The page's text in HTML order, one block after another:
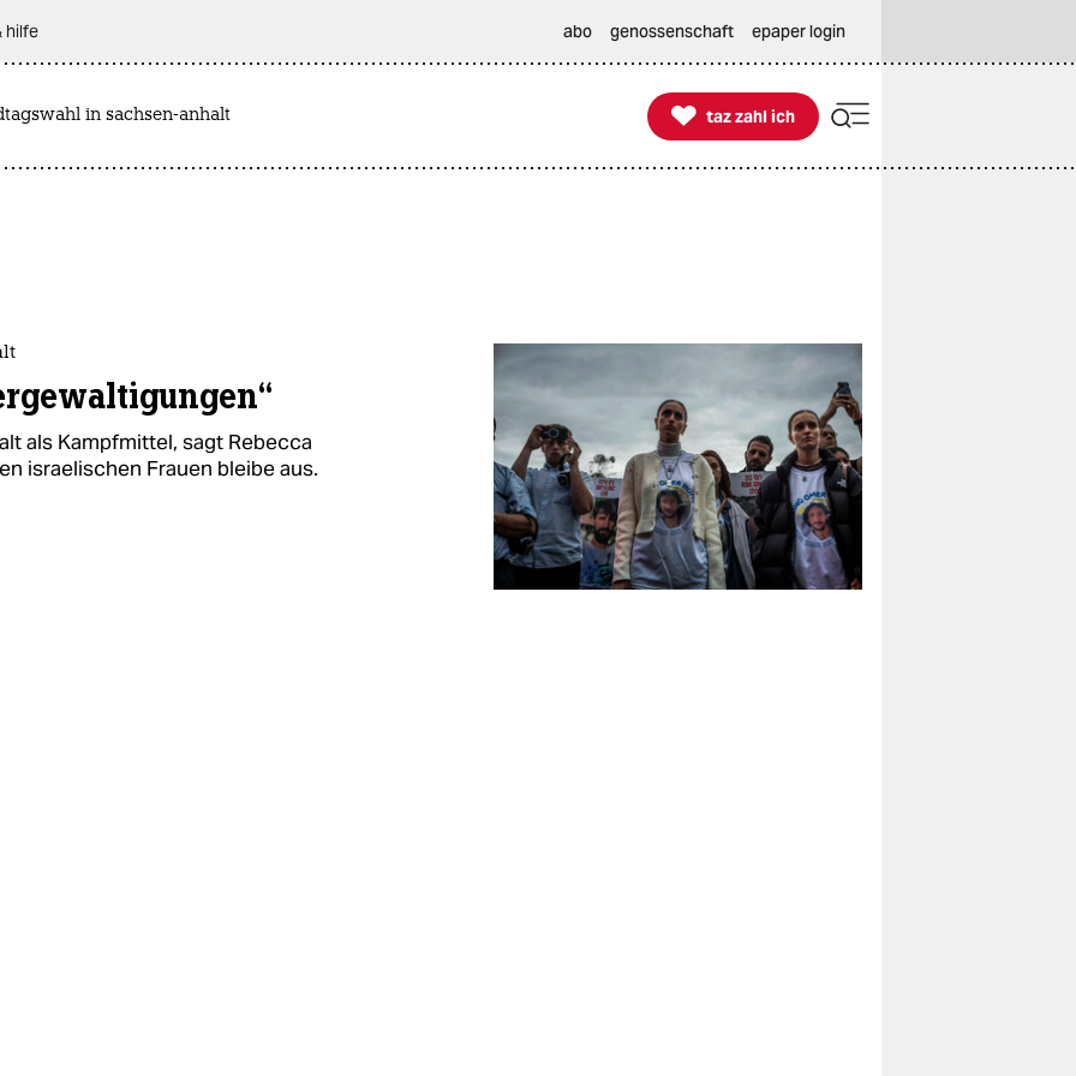
hilfe abo genossenschaft epaper login
in sachsen-anhalt 
taz zahl ich
taz zahl ich
als Kampfmittel, sagt Rebecca
israelischen Frauen bleibe aus.